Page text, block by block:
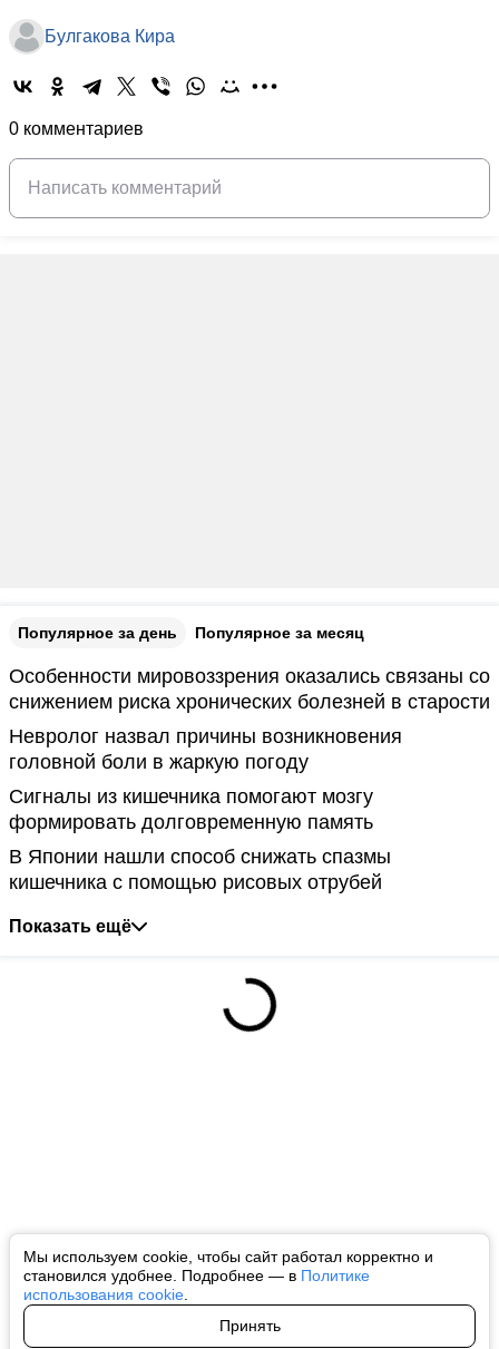
Мы используем cookie, чтобы сайт работал корректно и
становился удобнее. Подробнее — в Политике
использования cookie
Принять
Булгакова Кира
0 комментариев
Популярное за день Популярное за месяц
Особенности мировоззрения оказались связаны со
снижением риска хронических болезней в старости
Невролог назвал причины возникновения
головной боли в жаркую погоду
Сигналы из кишечника помогают мозгу
формировать долговременную память
В Японии нашли способ снижать спазмы
кишечника с помощью рисовых отрубей
Показать ещё